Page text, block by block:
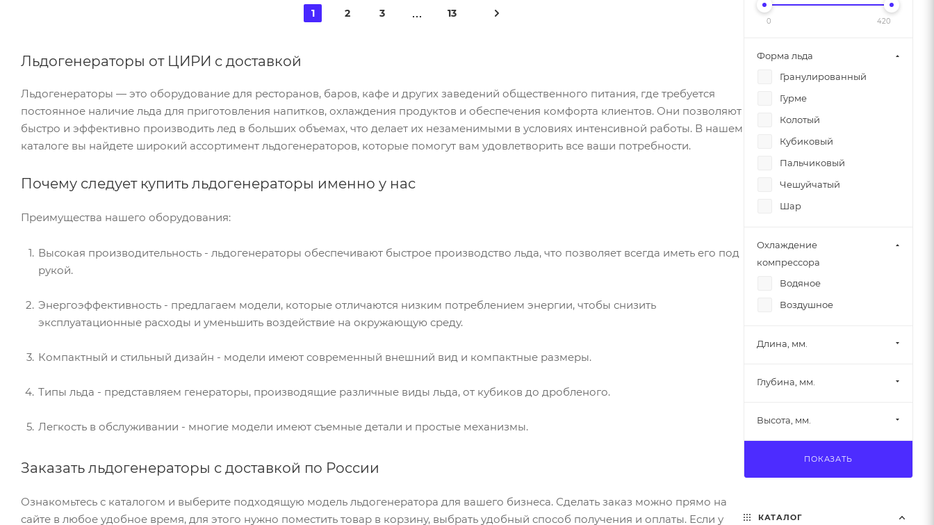
1 2 3 13
Льдогенераторы от ЦИРИ с доставкой
Льдогенераторы — это оборудование для ресторанов, баров, кафе и других заведений общественного питания, где требуется
постоянное наличие льда для приготовления напитков, охлаждения продуктов и обеспечения комфорта клиентов. Они позволяют
быстро и эффективно производить лед в больших объемах, что делает их незаменимыми в условиях интенсивной работы. В нашем
каталоге вы найдете широкий ассортимент льдогенераторов, которые помогут вам удовлетворить все ваши потребности.
Почему следует купить льдогенераторы именно у нас
Преимущества нашего оборудования:
Высокая производительность - льдогенераторы обеспечивают быстрое производство льда, что позволяет всегда иметь его под
рукой.
Энергоэффективность - предлагаем модели, которые отличаются низким потреблением энергии, чтобы снизить
эксплуатационные расходы и уменьшить воздействие на окружающую среду.
Компактный и стильный дизайн - модели имеют современный внешний вид и компактные размеры.
Типы льда - представляем генераторы, производящие различные виды льда, от кубиков до дробленого.
Легкость в обслуживании - многие модели имеют съемные детали и простые механизмы.
Заказать льдогенераторы с доставкой по России
Ознакомьтесь с каталогом и выберите подходящую модель льдогенератора для вашего бизнеса. Сделать заказ можно прямо на
сайте в любое удобное время, для этого нужно поместить товар в корзину, выбрать удобный способ получения и оплаты. Если у
0 420
Форма льда
Гранулированный
Гурме
Колотый
Кубиковый
Пальчиковый
Чешуйчатый
Шар
Охлаждение
компрессора
Водяное
Воздушное
Длина, мм.
Глубина, мм.
Высота, мм.
ПОКАЗАТЬ
КАТАЛОГ